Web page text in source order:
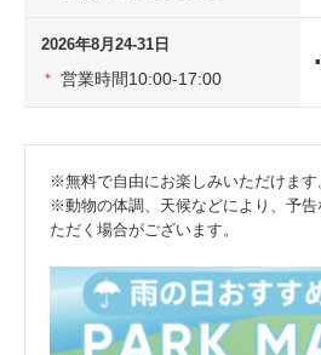
2026年8月24-31日
＊ 営業時間10:00-17:00
※無料で自由にお楽しみいただけます
※動物の体調、天候などにより、予
ただく場合がございます。